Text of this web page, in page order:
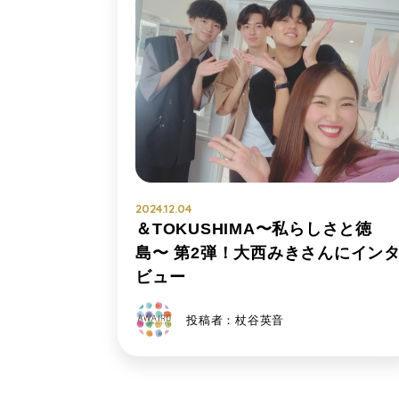
2024.12.04
＆TOKUSHIMA〜私らしさと徳
島〜 第2弾！大西みきさんにイン
ビュー
投稿者：杖谷英音